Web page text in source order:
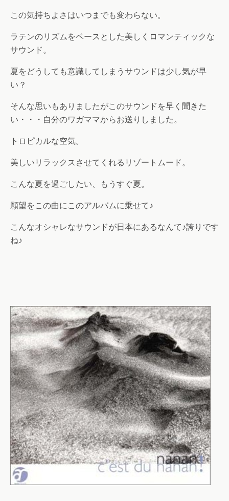
この気持ちよさはいつまでも変わらない。
ラテンのリズムをベースとした美しくロマンティックな
サウンド。
夏をどうしても意識してしまうサウンドは少し気が早
い？
そんな思いもありましたがこのサウンドを早く聞きた
い・・・自分のワガママからお送りしました。
トロピカルな空気。
美しいリラックスさせてくれるリゾートムード。
こんな夏を過ごしたい、もうすぐ夏。
願望をこの曲にこのアルバムに乗せて♪
こんなオシャレなサウンドが日本にあるなんて♪誇りです
ね♪